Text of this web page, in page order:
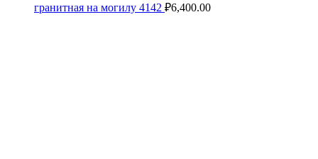
гранитная на могилу 4142 ₽6,400.00